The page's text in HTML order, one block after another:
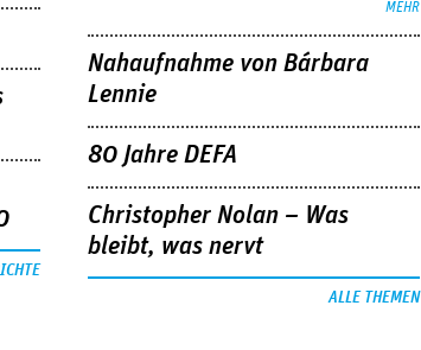
MEHR
Nahaufnahme von Bárbara
Lennie
80 Jahre DEFA
Christopher Nolan – Was
bleibt, was nervt
ALLE THEMEN